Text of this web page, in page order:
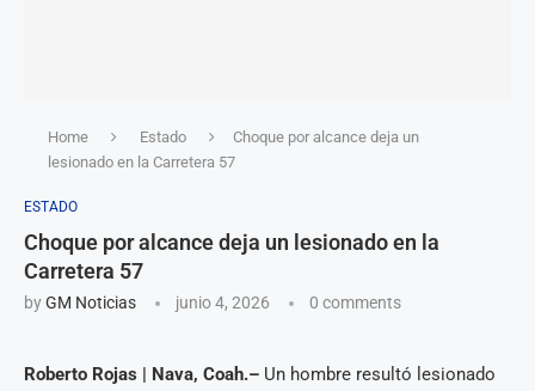
Home Estado
Choque por alcance deja un
lesionado en la Carretera 57
ESTADO
Choque por alcance deja un lesionado en la
Carretera 57
byGM Noticias junio 4, 2026 0 comments
Roberto Rojas | Nava, Coah.– Un hombre resultó lesionado